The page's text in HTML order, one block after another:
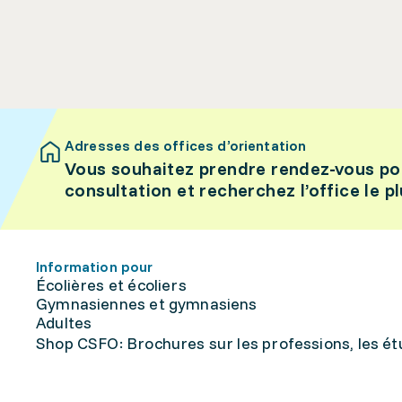
Adresses des offices d’orientation
Vous souhaitez prendre rendez-vous
consultation et recherchez l’office le
Information pour
Écolières et écoliers
Gymnasiennes et gymnasiens
Adultes
Shop CSFO: Brochures sur les professions, les